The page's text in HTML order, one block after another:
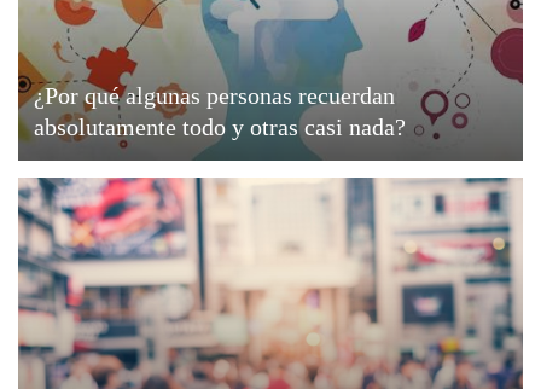
¿Por qué algunas personas recuerdan
absolutamente todo y otras casi nada?